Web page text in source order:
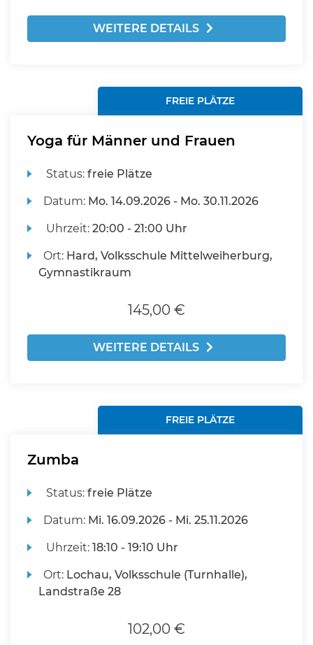
WEITERE DETAILS
FREIE PLÄTZE
Yoga für Männer und Frauen
Status:freie Plätze
Datum: Mo. 14.09.2026 - Mo. 30.11.2026
Uhrzeit:20:00 - 21:00 Uhr
Ort: Hard, Volksschule Mittelweiherburg,
Gymnastikraum
145,00 €
WEITERE DETAILS
FREIE PLÄTZE
Zumba
Status:freie Plätze
Datum: Mi. 16.09.2026 - Mi. 25.11.2026
Uhrzeit:18:10 - 19:10 Uhr
Ort: Lochau, Volksschule (Turnhalle),
Landstraße 28
102,00 €